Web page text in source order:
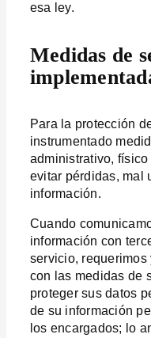
esa ley.
Medidas de
Para la protección
instrumentado
administrativo,
evitar pérdidas, mal
información.
Cuando
información con
servicio, requerimos
con las medidas de
proteger sus datos
de su información
los encargados; lo